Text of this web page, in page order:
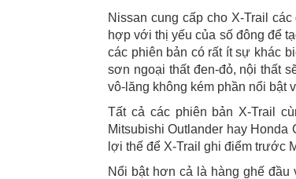
Nissan cung cấp cho X-Trail
hợp với thị yếu của số đông để
các phiên bản có rất ít sự khác
sơn ngoại thất đen-đỏ, nội thất
vô-lăng không kém phần nổi bật
Tất cả các phiên bản X-Trail
Mitsubishi Outlander hay
lợi thế để X-Trail ghi điểm trước
Nổi bật hơn cả là hàng ghế đầu